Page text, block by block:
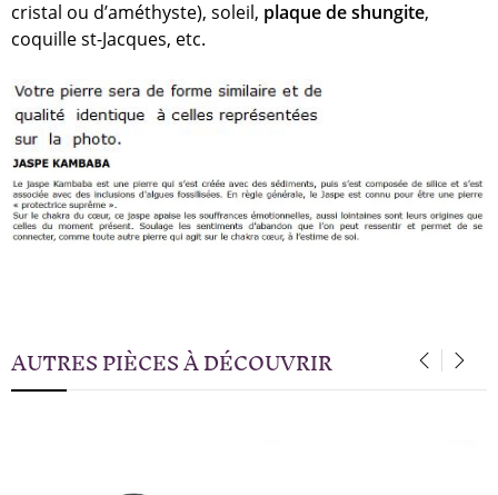
cristal ou d’améthyste), soleil, plaque de shungite,
coquille st-Jacques, etc.
AUTRES PIÈCES À DÉCOUVRIR